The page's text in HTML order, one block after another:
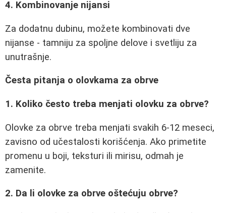
4. Kombinovanje nijansi
Za dodatnu dubinu, možete kombinovati dve
nijanse - tamniju za spoljne delove i svetliju za
unutrašnje.
Česta pitanja o olovkama za obrve
1. Koliko često treba menjati olovku za obrve?
Olovke za obrve treba menjati svakih 6-12 meseci,
zavisno od učestalosti korišćenja. Ako primetite
promenu u boji, teksturi ili mirisu, odmah je
zamenite.
2. Da li olovke za obrve oštećuju obrve?